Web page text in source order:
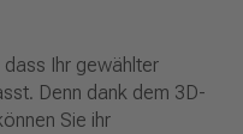
Ihr gewählter
Denn dank dem 3D-
Sie ihr